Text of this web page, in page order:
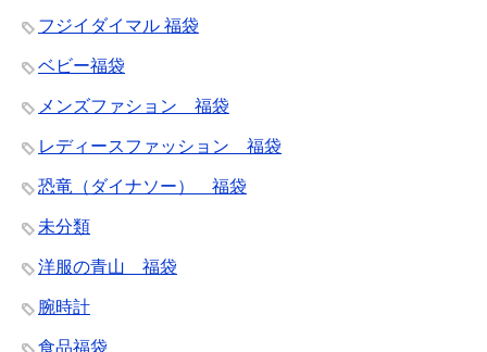
フジイダイマル 福袋
ベビー福袋
メンズファション 福袋
レディースファッション 福袋
恐竜（ダイナソー） 福袋
未分類
洋服の青山 福袋
腕時計
食品福袋